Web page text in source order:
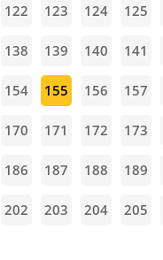
122 123 124 125
138 139 140 141
154 155 156 157
170 171 172 173
186 187 188 189
202 203 204 205